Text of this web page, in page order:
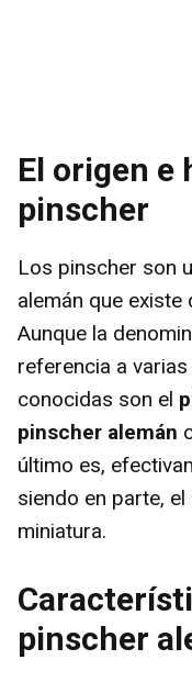
El origen e
pinscher
Los pinscher son
alemán que
Aunque la
referencia a
conocidas son el
pinscher alemán
último es,
siendo en parte,
miniatura.
pinscher